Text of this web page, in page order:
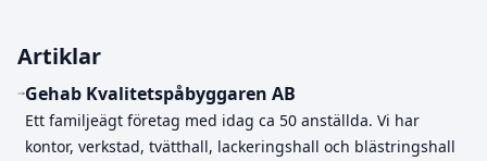
Artiklar
Gehab Kvalitetspåbyggaren AB
Ett familjeägt företag med idag ca 50 anställda. Vi har
kontor, verkstad, tvätthall, lackeringshall och blästringshall